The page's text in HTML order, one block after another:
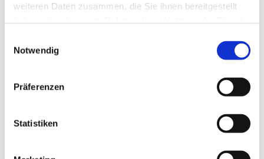
weiteren Daten zusammen, die Sie ihnen bereitgestellt
Notwendig
Präferenzen
Statistiken